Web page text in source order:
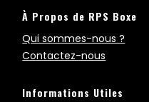
À Propos de RPS Boxe
Qui sommes-nous ?
Contactez-nous
Informations Utiles